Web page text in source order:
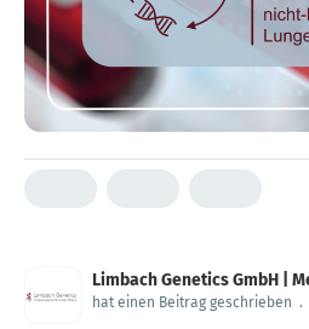
Limbach Genetics GmbH |
hat einen Beitrag geschrieben .